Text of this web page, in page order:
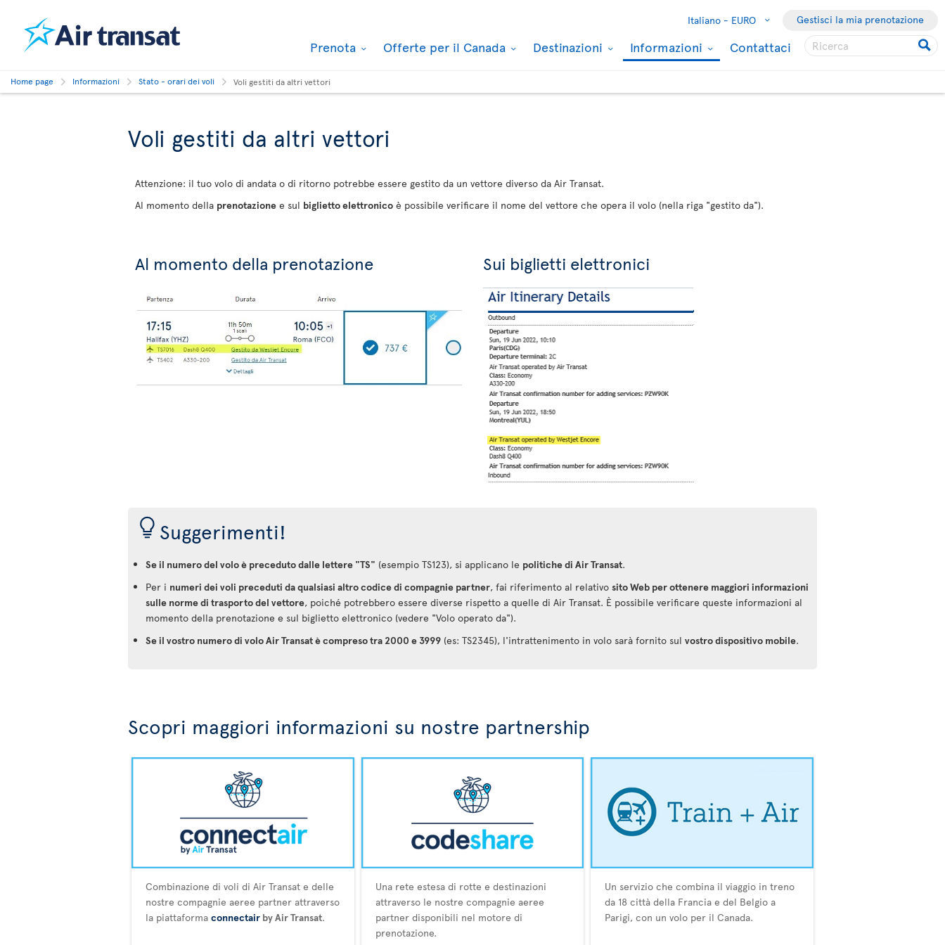
Italiano - EURO Gestisci la mia prenotazione
Prenota Offerte per il Canada Destinazioni Informazioni Contattaci
Home page Informazioni Stato - orari dei voli Voli gestiti da altri vettori
Voli gestiti da altri vettori
Attenzione: il tuo volo di andata o di ritorno potrebbe essere gestito da un vettore diverso da Air Transat.
Al momento della prenotazione e sul biglietto elettronico è possibile verificare il nome del vettore che opera il volo (nella riga "gestito da").
Al momento della prenotazione Sui biglietti elettronici
Suggerimenti!
Se il numero del volo è preceduto dalle lettere "TS" (esempio TS123), si applicano le politiche di Air Transat.
Per i numeri dei voli preceduti da qualsiasi altro codice di compagnie partner, fai riferimento al relativo sito Web per ottenere maggiori informazioni
sulle norme di trasporto del vettore, poiché potrebbero essere diverse rispetto a quelle di Air Transat. È possibile verificare queste informazioni al
momento della prenotazione e sul biglietto elettronico (vedere "Volo operato da").
Se il vostro numero di volo Air Transat è compreso tra 2000 e 3999 (es: TS2345), l'intrattenimento in volo sarà fornito sul vostro dispositivo mobile.
Scopri maggiori informazioni su nostre partnership
Combinazione di voli di Air Transat e delle
nostre compagnie aeree partner attraverso
la piattaforma connectair by Air Transat.
Una rete estesa di rotte e destinazioni
attraverso le nostre compagnie aeree
partner disponibili nel motore di
prenotazione.
Un servizio che combina il viaggio in treno
da 18 città della Francia e del Belgio a
Parigi, con un volo per il Canada.